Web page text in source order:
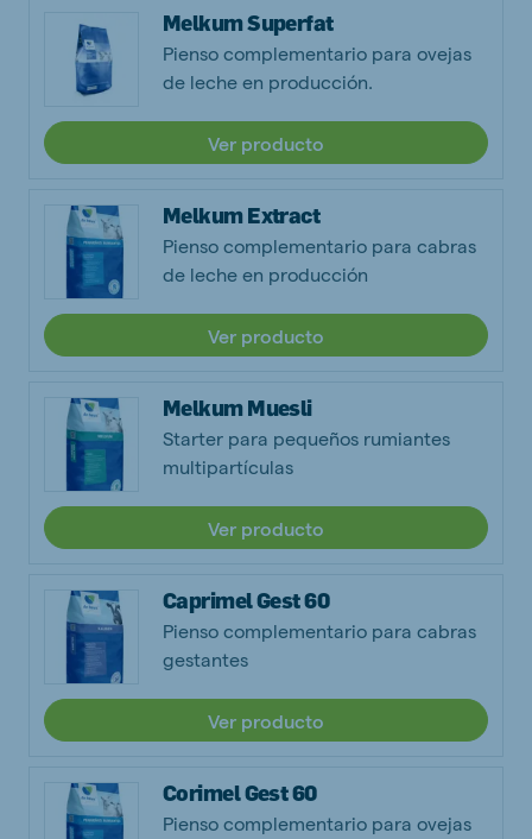
Melkum Superfat
Pienso complementario para ovejas
de leche en producción.
Ver producto
Melkum Extract
Pienso complementario para cabras
de leche en producción
Ver producto
Melkum Muesli
Starter para pequeños rumiantes
multipartículas
Ver producto
Caprimel Gest 60
Pienso complementario para cabras
gestantes
Ver producto
Corimel Gest 60
Pienso complementario para ovejas